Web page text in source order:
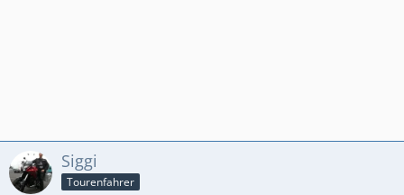
Siggi
Tourenfahrer